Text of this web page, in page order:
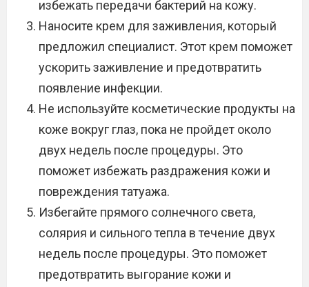
избежать передачи бактерий на кожу.
Наносите крем для заживления, который
предложил специалист. Этот крем поможет
ускорить заживление и предотвратить
появление инфекции.
Не используйте косметические продукты на
коже вокруг глаз, пока не пройдет около
двух недель после процедуры. Это
поможет избежать раздражения кожи и
повреждения татуажа.
Избегайте прямого солнечного света,
солярия и сильного тепла в течение двух
недель после процедуры. Это поможет
предотвратить выгорание кожи и